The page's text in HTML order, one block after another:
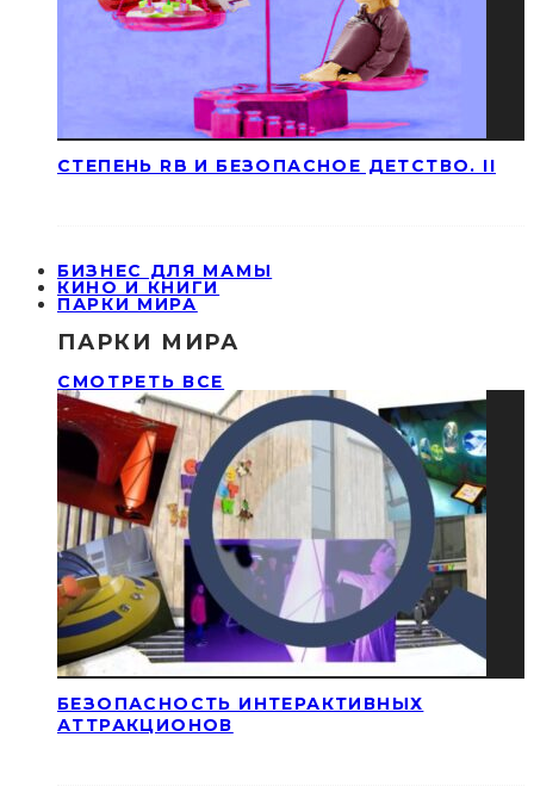
СТЕПЕНЬ RB И БЕЗОПАСНОЕ ДЕТСТВО. II
БИЗНЕС ДЛЯ МАМЫ
КИНО И КНИГИ
ПАРКИ МИРА
ПАРКИ МИРА
СМОТРЕТЬ ВСЕ
БЕЗОПАСНОСТЬ ИНТЕРАКТИВНЫХ
АТТРАКЦИОНОВ